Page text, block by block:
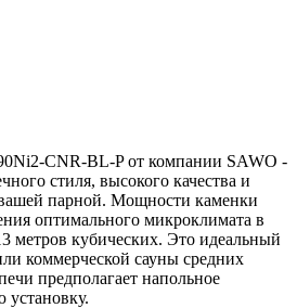
CNR-BL-P от компании SAWO -
стиля, высокого качества и
парной. Мощности каменки
оптимального микроклимата в
метров кубических. Это идеальный
коммерческой сауны средних
предполагает напольное
установку.